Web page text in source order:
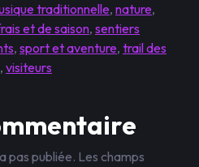
traditionnelle, nature,
et de saison, sentiers
, sport et aventure, trail des
, visiteurs
pas publiée. Les champs